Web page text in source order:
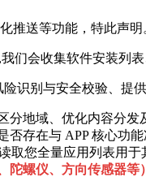
推送等功能，特此声明
们会收集软件安装列
识别与安全校验、提
分地域、优化内容分
否存在与 APP 核心功
取您全量应用列表用于
陀螺仪、方向传感器等）